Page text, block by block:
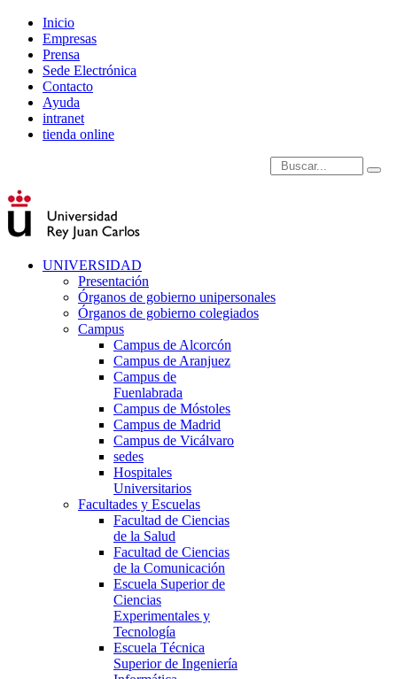
Inicio
Empresas
Prensa
Sede Electrónica
Contacto
Ayuda
intranet
tienda online
Introduce términos de
UNIVERSIDAD
Presentación
Órganos de gobierno unipersonales
Órganos de gobierno colegiados
Campus
Campus de Alcorcón
Campus de Aranjuez
Campus de
Fuenlabrada
Campus de Móstoles
Campus de Madrid
Campus de Vicálvaro
sedes
Hospitales
Universitarios
Facultades y Escuelas
Facultad de Ciencias
de la Salud
Facultad de Ciencias
de la Comunicación
Escuela Superior de
Ciencias
Experimentales y
Tecnología
Escuela Técnica
Superior de Ingeniería